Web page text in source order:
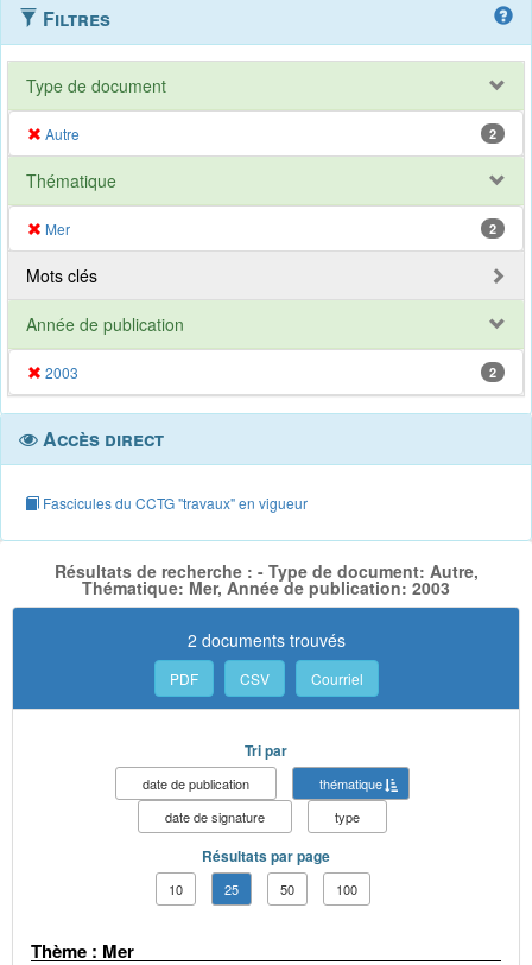
Filtres
Type de document
Autre 2
Thématique
Mer 2
Mots clés
Année de publication
2003 2
Accès direct
Fascicules du CCTG "travaux" en vigueur
Résultats de recherche : - Type de document: Autre,
Thématique: Mer, Année de publication: 2003
2 documents trouvés
PDF CSV Courriel
Tri par
date de publication
thématique
date de signature
type
Résultats par page
10 25 50 100
Thème : Mer